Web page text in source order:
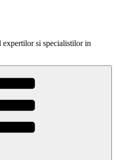
si specialistilor in